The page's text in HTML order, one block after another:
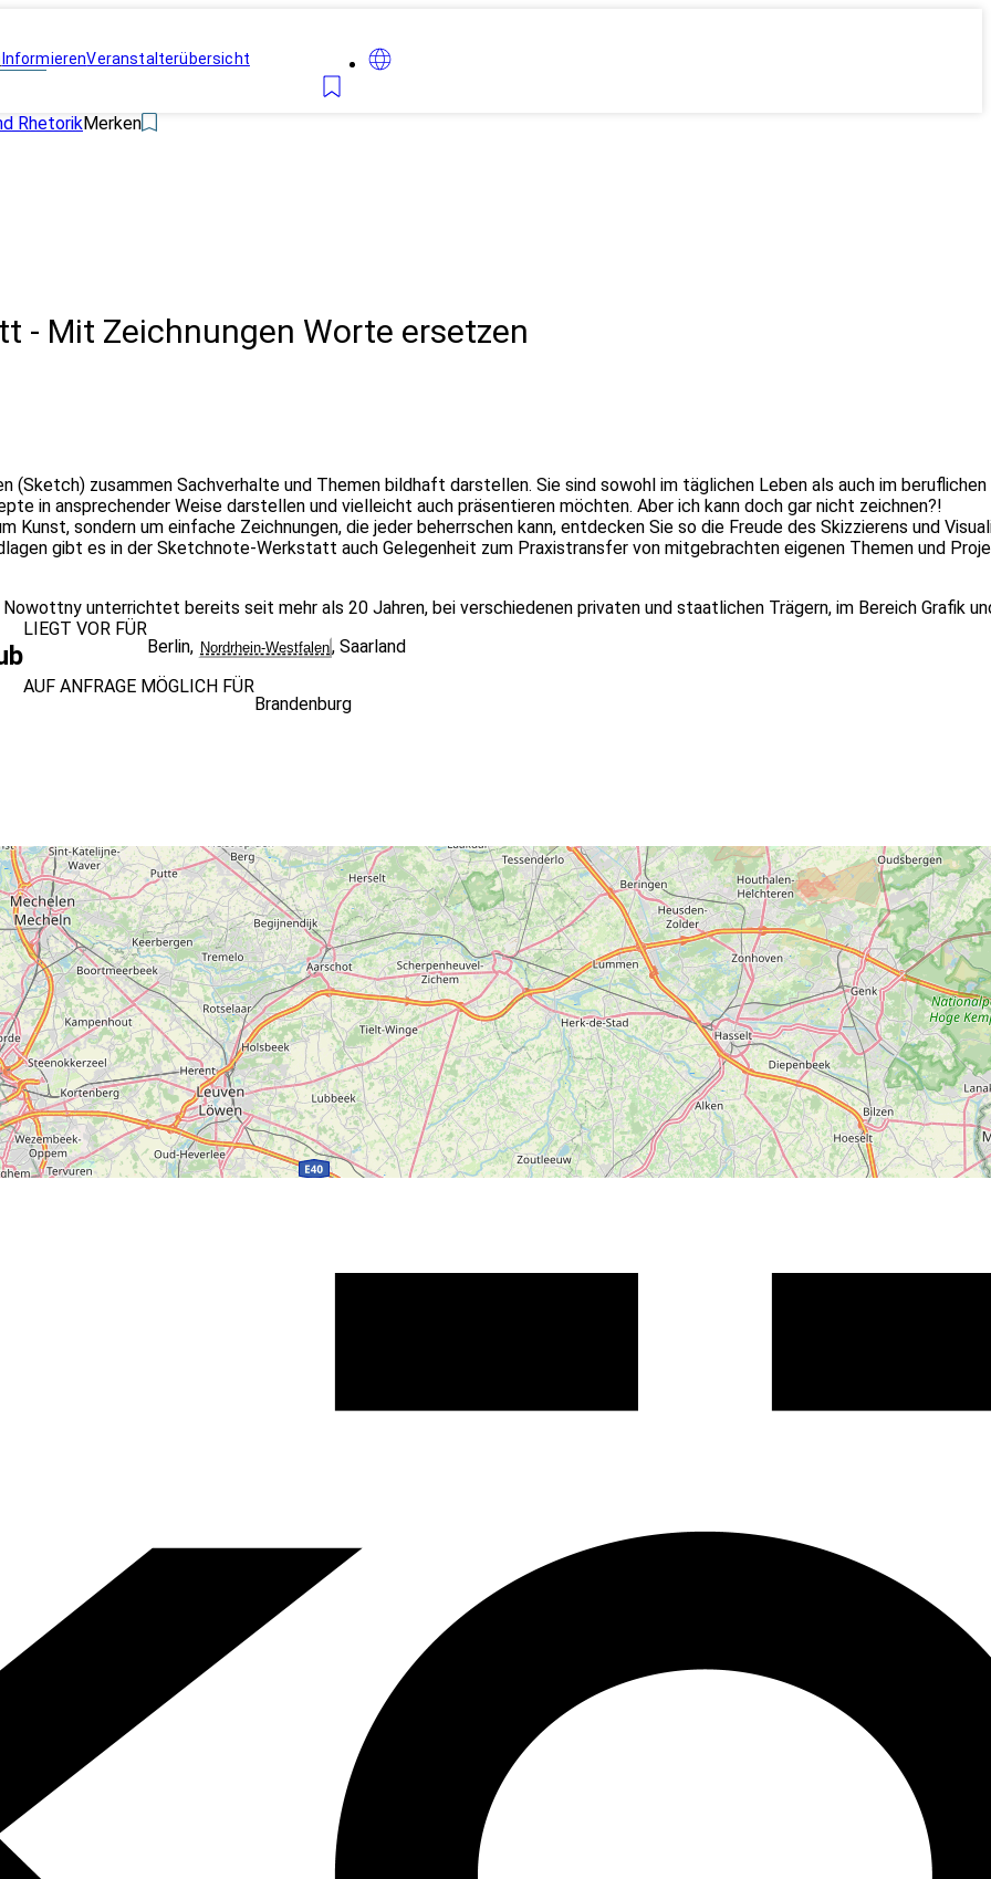
InformierenVeranstalterübersicht
RhetorikMerken
- Mit Zeichnungen Worte ersetzen
zusammen Sachverhalte und Themen bildhaft darstellen. Sie sind sowohl im täglichen Leben als auch im
in ansprechender Weise darstellen und vielleicht auch präsentieren möchten. Aber ich kann doch gar nicht zeichnen?!
Kunst, sondern um einfache Zeichnungen, die jeder beherrschen kann, entdecken Sie so die Freude des Skizzierens und
gibt es in der Sketchnote-Werkstatt auch Gelegenheit zum Praxistransfer von mitgebrachten eigenen Themen und
unterrichtet bereits seit mehr als 20 Jahren, bei verschiedenen privaten und staatlichen Trägern, im Bereich Grafik
LIEGT VOR FÜR
Berlin, Nordrhein-Westfalen, Saarland
AUF ANFRAGE MÖGLICH FÜR
Brandenburg